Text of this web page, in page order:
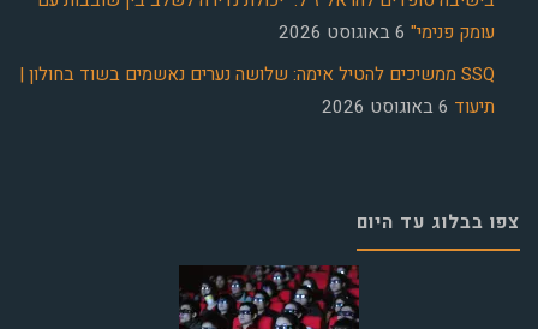
עומק פנימי" 6 באוגוסט 2026
SSQ ממשיכים להטיל אימה: שלושה נערים נאשמים בשוד בחולון |
תיעוד 6 באוגוסט 2026
צפו בבלוג עד היום